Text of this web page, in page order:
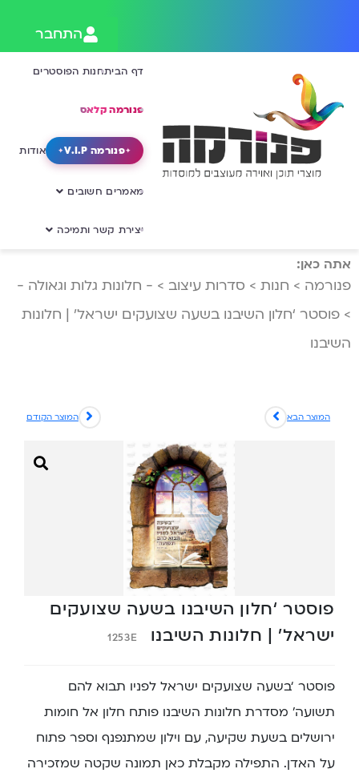
התחבר
דף הביתחנות הפוסטרים
פנורמה קלאס
פנורמה V.I.P אודות
מאמרים חשובים
יצירת קשר ותמיכה
אתה כאן:
פנורמה > חנות > סדרות עיצוב > - חלונות גלות וגאולה -
> פוסטר ‘חלון השיבנו בשעה שצועקים ישראל’ | חלונות
השיבנו
המוצר הקודם המוצר הבא
פוסטר ‘חלון השיבנו בשעה שצועקים
ישראל’ | חלונות השיבנו
1253E
פוסטר ‘בשעה שצועקים ישראל לפניו תבוא להם
תשועה’ מסדרת חלונות השיבנו פותח חלון אל חומות
ירושלים בשעת שקיעה, עם וילון שמתנפנף וספר פתוח
על האדן. התפילה מקבלת כאן תמונה שקטה שמזכירה